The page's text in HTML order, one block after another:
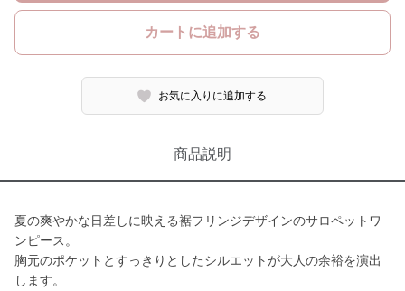
カートに追加する
お気に入りに追加する
商品説明
夏の爽やかな日差しに映える裾フリンジデザインのサロペットワ
ンピース。
胸元のポケットとすっきりとしたシルエットが大人の余裕を演出
します。